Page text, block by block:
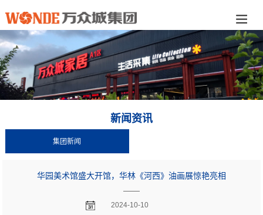
新闻资讯
集团新闻
华园美术馆盛大开馆，华林《河西》油画展惊艳亮相
——
2024-10-10